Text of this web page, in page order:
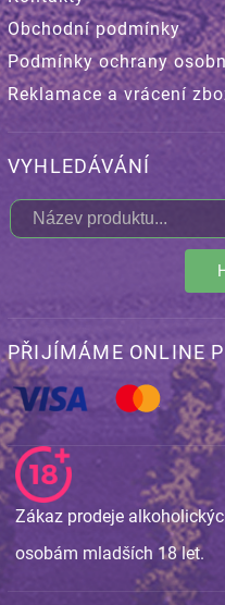
Obchodní podmínky
Podmínky ochrany
Reklamace a vrácení
VYHLEDÁVÁNÍ
PŘIJÍMÁME ONLINE
Zákaz prodeje
osobám mladších 18 let.